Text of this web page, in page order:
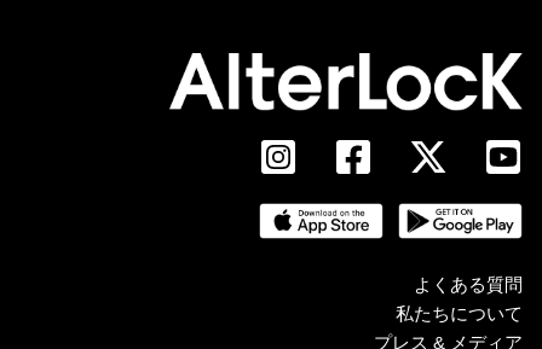
よくある質問
私たちについて
プレス & メディア